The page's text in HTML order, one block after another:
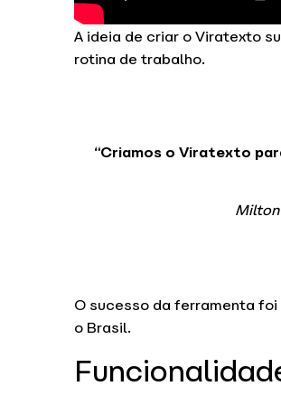
A ideia de criar o Viratexto
rotina de trabalho.
“Criamos o Viratexto
O sucesso da ferramenta
o Brasil.